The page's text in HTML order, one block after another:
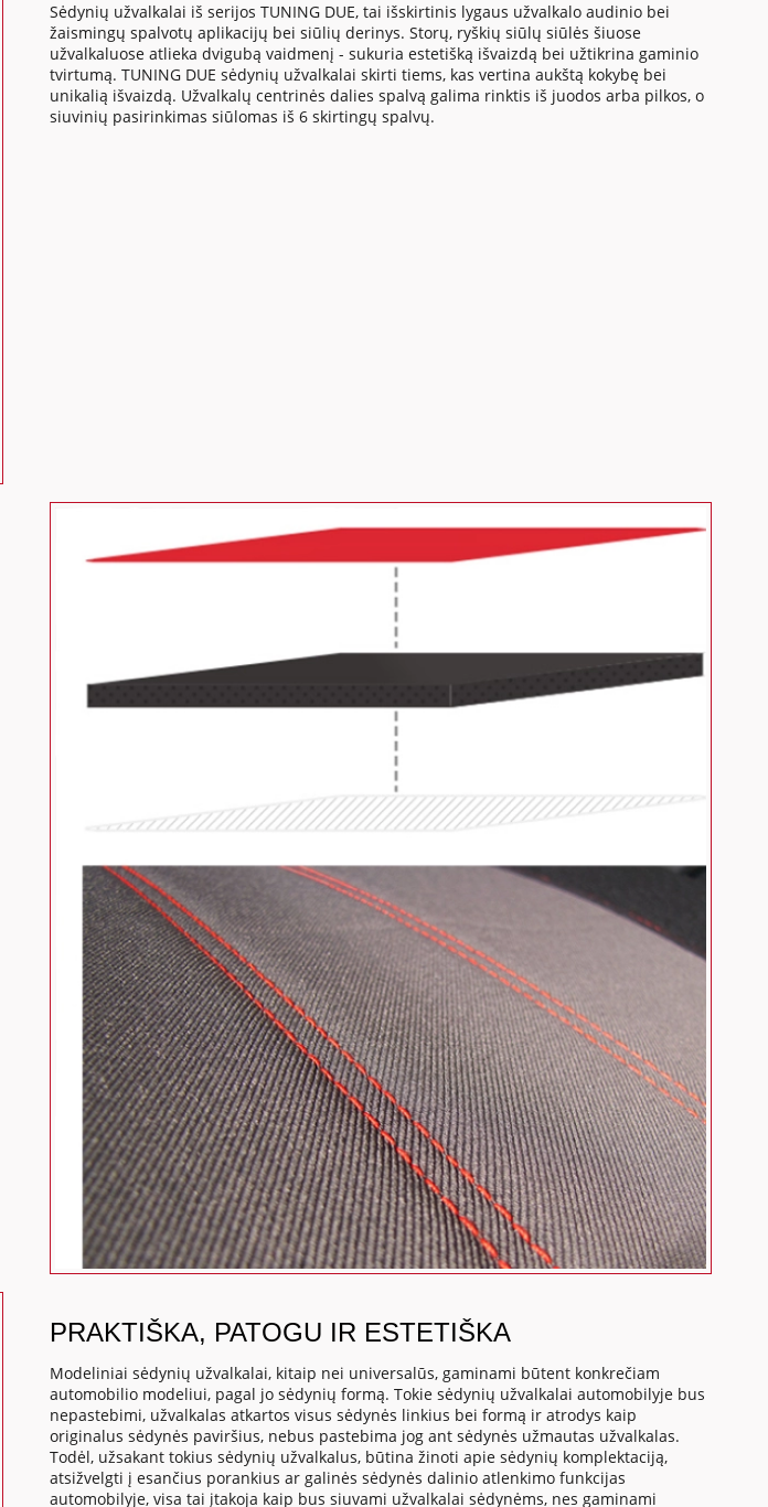
Sėdynių užvalkalai iš serijos TUNING DUE, tai išskirtinis lygaus užvalkalo audinio bei
žaismingų spalvotų aplikacijų bei siūlių derinys. Storų, ryškių siūlų siūlės šiuose
užvalkaluose atlieka dvigubą vaidmenį - sukuria estetišką išvaizdą bei užtikrina gaminio
tvirtumą. TUNING DUE sėdynių užvalkalai skirti tiems, kas vertina aukštą kokybę bei
unikalią išvaizdą. Užvalkalų centrinės dalies spalvą galima rinktis iš juodos arba pilkos, o
siuvinių pasirinkimas siūlomas iš 6 skirtingų spalvų.
PRAKTIŠKA, PATOGU IR ESTETIŠKA
Modeliniai sėdynių užvalkalai, kitaip nei universalūs, gaminami būtent konkrečiam
automobilio modeliui, pagal jo sėdynių formą. Tokie sėdynių užvalkalai automobilyje bus
nepastebimi, užvalkalas atkartos visus sėdynės linkius bei formą ir atrodys kaip
originalus sėdynės paviršius, nebus pastebima jog ant sėdynės užmautas užvalkalas.
Todėl, užsakant tokius sėdynių užvalkalus, būtina žinoti apie sėdynių komplektaciją,
atsižvelgti į esančius porankius ar galinės sėdynės dalinio atlenkimo funkcijas
automobilyje, visa tai įtakoja kaip bus siuvami užvalkalai sėdynėms, nes gaminami